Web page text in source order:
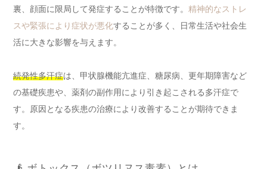
裏、顔面に限局して発症することが特徴です。 精神的なストレ
スや緊張により症状が悪化することが多く、日常生活や社会生
活に大きな影響を与えます。
続発性多汗症は、甲状腺機能亢進症、糖尿病、更年期障害など
の基礎疾患や、薬剤の副作用により引き起こされる多汗症で
す。原因となる疾患の治療により改善することが期待できま
す。